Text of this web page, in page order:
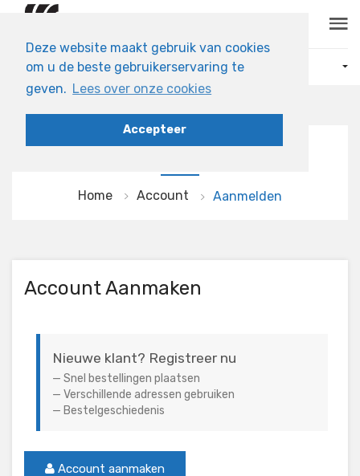
Deze website maakt gebruik van cookies
om u de beste gebruikerservaring te
geven. Lees over onze cookies
Accepteer
Skip to main content
ONZE PRODUCTEN
AANMELDEN
Home Account Aanmelden
Account Aanmaken
Nieuwe klant? Registreer nu
Snel bestellingen plaatsen
Verschillende adressen gebruiken
Bestelgeschiedenis
Account aanmaken